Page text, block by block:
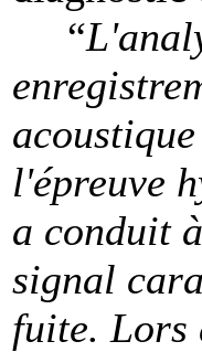
“
l'épreuve
a conduit
signal
fuite. Lors